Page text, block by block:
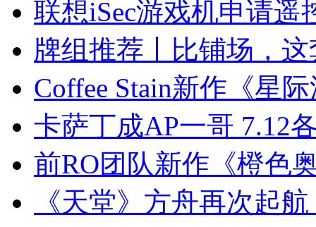
联想iSec游戏机申请遥
牌组推荐丨比铺场，
Coffee Stain新作《星
卡萨丁成AP一哥 7.12
前RO团队新作《橙色
《天堂》方舟再次起